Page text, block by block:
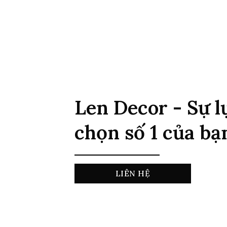
Len Decor - Sự
chọn số 1 của
LIÊN HỆ